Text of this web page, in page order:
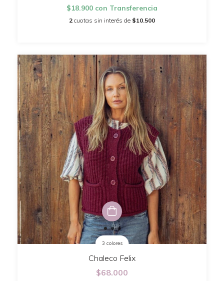
$18.900 con Transferencia
2 cuotas sin interés de $10.500
3 colores
Chaleco Felix
$68.000